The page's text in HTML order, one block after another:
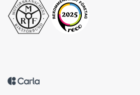
Tillbaka till startsidan